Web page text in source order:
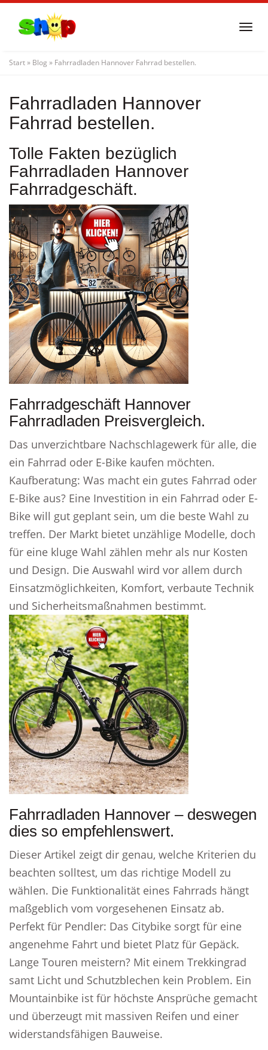
content
Start» Blog » Fahrradladen Hannover Fahrrad bestellen.
Fahrradladen Hannover
Fahrrad bestellen.
Tolle Fakten bezüglich
Fahrradladen Hannover
Fahrradgeschäft.
Fahrradgeschäft Hannover
Fahrradladen Preisvergleich.
Das unverzichtbare Nachschlagewerk für alle, die
ein Fahrrad oder E-Bike kaufen möchten.
Kaufberatung: Was macht ein gutes Fahrrad oder
E-Bike aus? Eine Investition in ein Fahrrad oder E-
Bike will gut geplant sein, um die beste Wahl zu
treffen. Der Markt bietet unzählige Modelle, doch
für eine kluge Wahl zählen mehr als nur Kosten
und Design. Die Auswahl wird vor allem durch
Einsatzmöglichkeiten, Komfort, verbaute Technik
und Sicherheitsmaßnahmen bestimmt.
Fahrradladen Hannover – deswegen
dies so empfehlenswert.
Dieser Artikel zeigt dir genau, welche Kriterien du
beachten solltest, um das richtige Modell zu
wählen. Die Funktionalität eines Fahrrads hängt
maßgeblich vom vorgesehenen Einsatz ab.
Perfekt für Pendler: Das Citybike sorgt für eine
angenehme Fahrt und bietet Platz für Gepäck.
Lange Touren meistern? Mit einem Trekkingrad
samt Licht und Schutzblechen kein Problem. Ein
Mountainbike ist für höchste Ansprüche gemacht
und überzeugt mit massiven Reifen und einer
widerstandsfähigen Bauweise.